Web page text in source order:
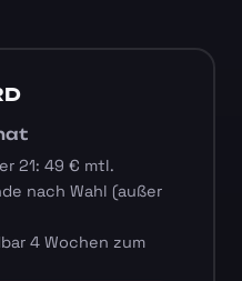
21: 49 € mtl.
nach Wahl (außer
4 Wochen zum